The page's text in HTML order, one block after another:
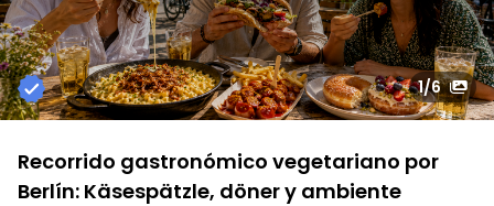
1/6
Recorrido gastronómico vegetariano por
Berlín: Käsespätzle, döner y ambiente